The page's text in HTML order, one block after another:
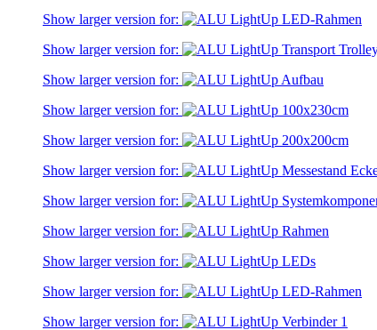
Show larger version for:
Show larger version for:
Show larger version for:
Show larger version for:
Show larger version for:
Show larger version for:
Show larger version for:
Show larger version for:
Show larger version for:
Show larger version for:
Show larger version for: